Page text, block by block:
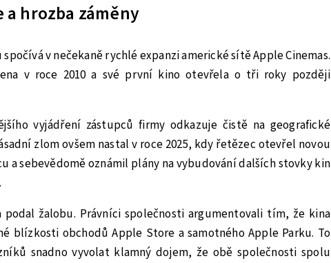
a hrozba záměny
v nečekaně rychlé expanzi americké sítě Apple Cinemas.
v roce 2010 a své první kino otevřela o tři roky později
vyjádření zástupců firmy odkazuje čistě na geografické
zlom ovšem nastal v roce 2025, kdy řetězec otevřel novou
a sebevědomě oznámil plány na vybudování dalších stovky kin
podal žalobu. Právníci společnosti argumentovali tím, že kina
blízkosti obchodů Apple Store a samotného Apple Parku. To
snadno vyvolat klamný dojem, že obě společnosti spolu